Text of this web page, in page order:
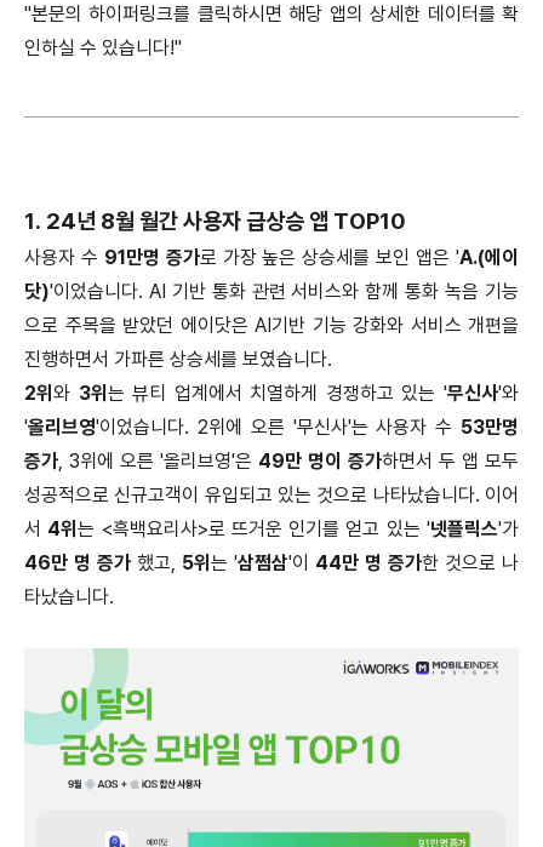
"본문의 하이퍼링크를 클릭하시면 해당 앱의 상세한 데이터를 확
인하실 수 있습니다!"
1. 24년 8월 월간 사용자 급상승 앱 TOP10
사용자 수 91만명 증가로 가장 높은 상승세를 보인 앱은 'A.(에이
닷)'이었습니다. AI 기반 통화 관련 서비스와 함께 통화 녹음 기능
으로 주목을 받았던 에이닷은 AI기반 기능 강화와 서비스 개편을
진행하면서 가파른 상승세를 보였습니다.
2위 와 3위 는 뷰티 업계에서 치열하게 경쟁하고 있는 '무신사'와
'올리브영'이었습니다. 2위에 오른 '무신사'는 사용자 수 53만명
증가 , 3위에 오른 '올리브영'은 49만 명이 증가하면서 두 앱 모두
성공적으로 신규고객이 유입되고 있는 것으로 나타났습니다. 이어
서 4위는 <흑백요리사>로 뜨거운 인기를 얻고 있는 '넷플릭스'가
46만 명 증가 했고, 5위 는 '삼쩜삼'이 44만 명 증가한 것으로 나
타났습니다.